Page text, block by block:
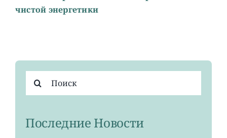
чистой энергетики
поиска:
Последние Новости